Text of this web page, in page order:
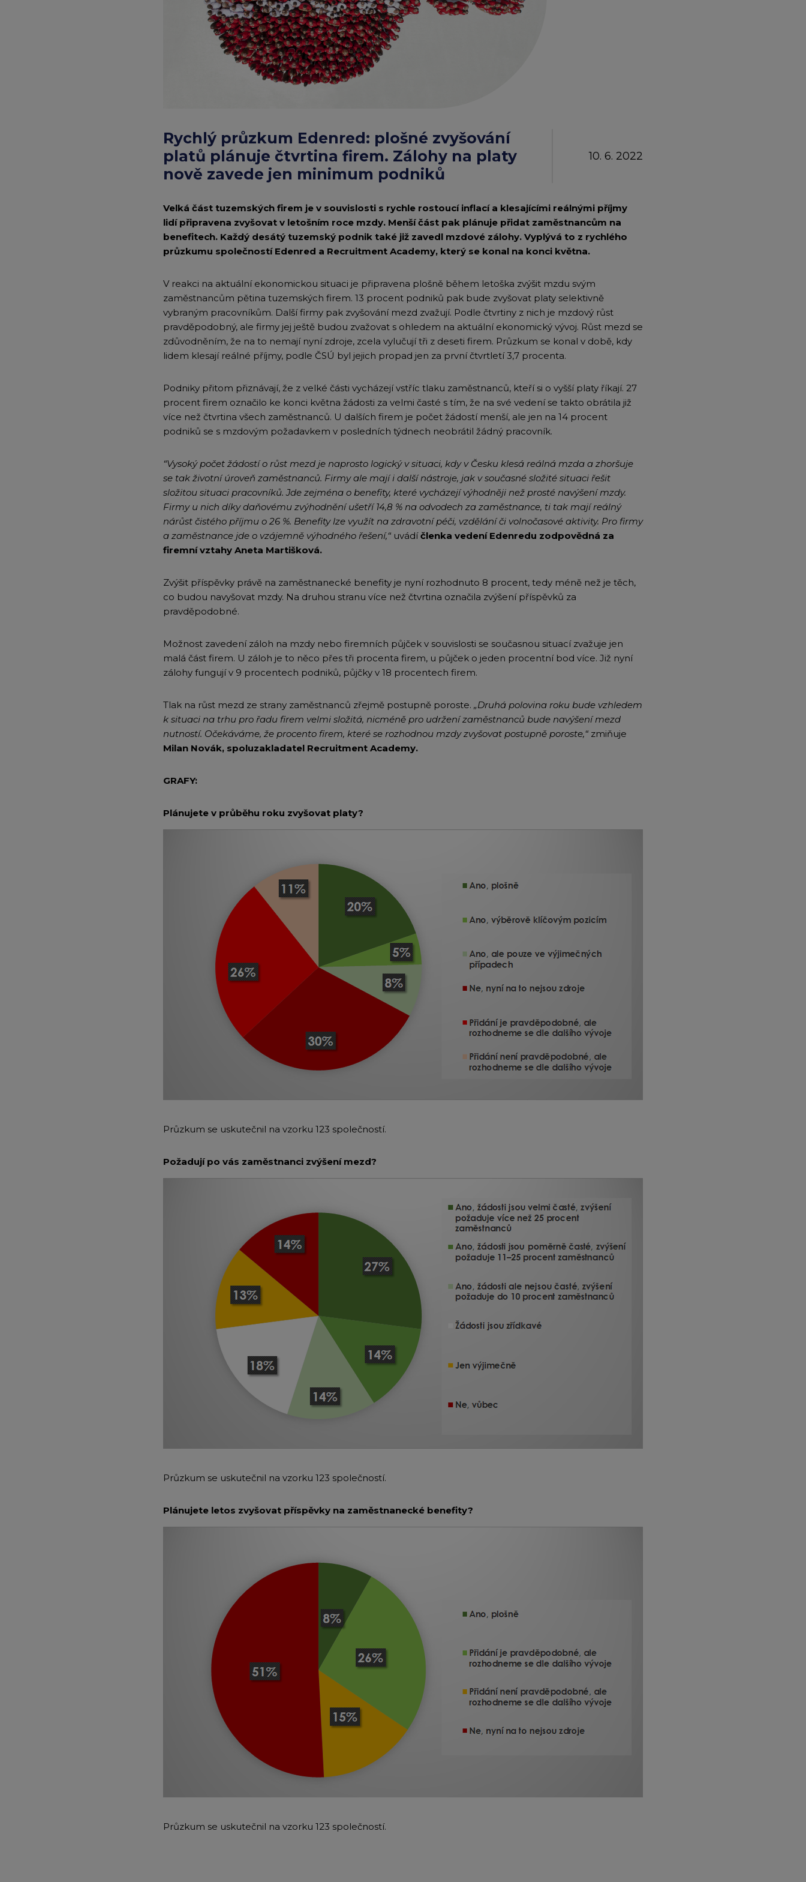
Rychlý průzkum Edenred: plošné zvyšování
platů plánuje čtvrtina firem. Zálohy na platy
nově zavede jen minimum podniků
10. 6. 2022
Velká část tuzemských firem je v souvislosti s rychle rostoucí inflací a klesajícími reálnými příjmy
lidí připravena zvyšovat v letošním roce mzdy. Menší část pak plánuje přidat zaměstnancům na
benefitech. Každý desátý tuzemský podnik také již zavedl mzdové zálohy. Vyplývá to z rychlého
průzkumu společností Edenred a Recruitment Academy, který se konal na konci května.
V reakci na aktuální ekonomickou situaci je připravena plošně během letoška zvýšit mzdu svým
zaměstnancům pětina tuzemských firem. 13 procent podniků pak bude zvyšovat platy selektivně
vybraným pracovníkům. Další firmy pak zvyšování mezd zvažují. Podle čtvrtiny z nich je mzdový růst
pravděpodobný, ale firmy jej ještě budou zvažovat s ohledem na aktuální ekonomický vývoj. Růst mezd se
zdůvodněním, že na to nemají nyní zdroje, zcela vylučují tři z deseti firem. Průzkum se konal v době, kdy
lidem klesají reálné příjmy, podle ČSÚ byl jejich propad jen za první čtvrtletí 3,7 procenta.
Podniky přitom přiznávají, že z velké části vycházejí vstříc tlaku zaměstnanců, kteří si o vyšší platy říkají. 27
procent firem označilo ke konci května žádosti za velmi časté s tím, že na své vedení se takto obrátila již
více než čtvrtina všech zaměstnanců. U dalších firem je počet žádostí menší, ale jen na 14 procent
podniků se s mzdovým požadavkem v posledních týdnech neobrátil žádný pracovník.
“Vysoký počet žádostí o růst mezd je naprosto logický v situaci, kdy v Česku klesá reálná mzda a zhoršuje
se tak životní úroveň zaměstnanců. Firmy ale mají i další nástroje, jak v současné složité situaci řešit
složitou situaci pracovníků. Jde zejména o benefity, které vycházejí výhodněji než prosté navýšení mzdy.
Firmy u nich díky daňovému zvýhodnění ušetří 14,8 % na odvodech za zaměstnance, ti tak mají reálný
nárůst čistého příjmu o 26 %. Benefity lze využít na zdravotní péči, vzdělání či volnočasové aktivity. Pro firmy
a zaměstnance jde o vzájemně výhodného řešení,“ uvádíčlenka vedení Edenredu zodpovědná za
firemní vztahy Aneta Martišková.
Zvýšit příspěvky právě na zaměstnanecké benefity je nyní rozhodnuto 8 procent, tedy méně než je těch,
co budou navyšovat mzdy. Na druhou stranu více než čtvrtina označila zvýšení příspěvků za
pravděpodobné.
Možnost zavedení záloh na mzdy nebo firemních půjček v souvislosti se současnou situací zvažuje jen
malá část firem. U záloh je to něco přes tři procenta firem, u půjček o jeden procentní bod více. Již nyní
zálohy fungují v 9 procentech podniků, půjčky v 18 procentech firem.
Tlak na růst mezd ze strany zaměstnanců zřejmě postupně poroste. „Druhá polovina roku bude vzhledem
k situaci na trhu pro řadu firem velmi složitá, nicméně pro udržení zaměstnanců bude navýšení mezd
nutností. Očekáváme, že procento firem, které se rozhodnou mzdy zvyšovat postupně poroste,“ zmiňuje
Milan Novák, spoluzakladatel Recruitment Academy.
GRAFY:
Plánujete v průběhu roku zvyšovat platy?
Průzkum se uskutečnil na vzorku 123 společností.
Požadují po vás zaměstnanci zvýšení mezd?
Průzkum se uskutečnil na vzorku 123 společností.
Plánujete letos zvyšovat příspěvky na zaměstnanecké benefity?
Průzkum se uskutečnil na vzorku 123 společností.